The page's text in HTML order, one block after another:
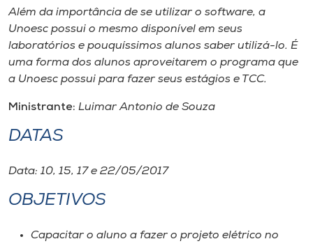
Além da importância de se utilizar o software, a
Unoesc possui o mesmo disponível em seus
laboratórios e pouquíssimos alunos saber utilizá-lo. É
uma forma dos alunos aproveitarem o programa que
a Unoesc possui para fazer seus estágios e TCC.
Ministrante: Luimar Antonio de Souza
DATAS
Data: 10, 15, 17 e 22/05/2017
OBJETIVOS
Capacitar o aluno a fazer o projeto elétrico no